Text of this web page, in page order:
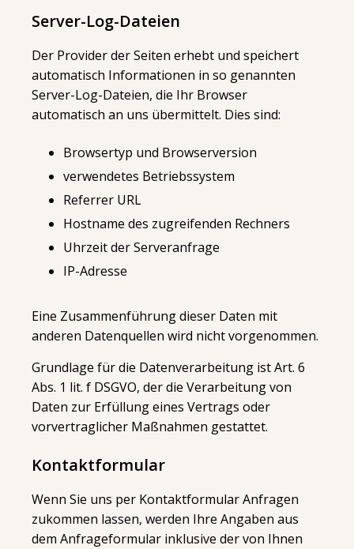
Server-Log-Dateien
Der Provider der Seiten erhebt und speichert
automatisch Informationen in so genannten
Server-Log-Dateien, die Ihr Browser
automatisch an uns übermittelt. Dies sind:
Browsertyp und Browserversion
verwendetes Betriebssystem
Referrer URL
Hostname des zugreifenden Rechners
Uhrzeit der Serveranfrage
IP-Adresse
Eine Zusammenführung dieser Daten mit
anderen Datenquellen wird nicht vorgenommen.
Grundlage für die Datenverarbeitung ist Art. 6
Abs. 1 lit. f DSGVO, der die Verarbeitung von
Daten zur Erfüllung eines Vertrags oder
vorvertraglicher Maßnahmen gestattet.
Kontaktformular
Wenn Sie uns per Kontaktformular Anfragen
zukommen lassen, werden Ihre Angaben aus
dem Anfrageformular inklusive der von Ihnen